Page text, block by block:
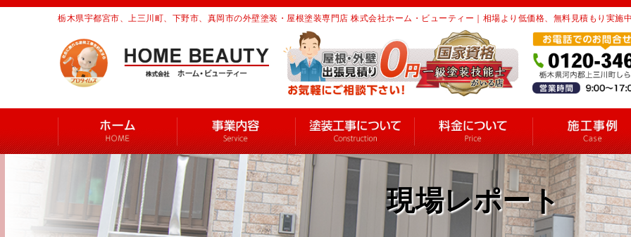
栃木県宇都宮市、上三川町、下野市、真岡市の外壁塗装・屋根塗装専門店 株式会社ホーム・ビューティー｜相場より低価格、無料見積もり実施
現場レポート